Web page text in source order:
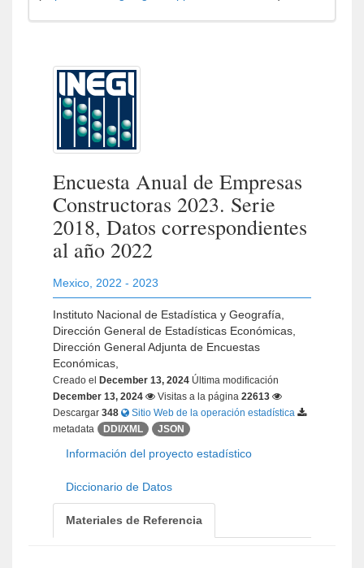
Encuesta Anual de Empresas
Constructoras 2023. Serie
2018, Datos correspondientes
al año 2022
Mexico 2022 - 2023
Instituto Nacional de Estadística y Geografía,
Dirección General de Estadísticas Económicas,
Dirección General Adjunta de Encuestas
Económicas,
Creado el December 13, 2024 Última modificación
December 13, 2024
Visitas a la página 22613
Descargar 348
Sitio Web de la operación estadística
metadata
DDI/XML JSON
Información del proyecto estadístico
Diccionario de Datos
Materiales de Referencia